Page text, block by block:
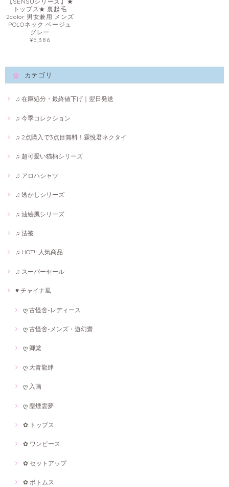
トップス★ 裏起毛
2color 男女兼用 メンズ
POLOネック ベージュ
グレー
¥5,386
カテゴリ
♫ 在庫処分・最終値下げ｜翌日発送
♫ 今季コレクション
♫ 2点購入で3点目無料！霖悅君ネクタイ
♫ 超可愛い猫柄シリーズ
♫ アロハシャツ
♫ 透かしシリーズ
♫ 油絵風シリーズ
♫ 法被
♫ HOT!! 人気商品
♫ スーパーセール
♥ チャイナ風
ღ 古怪舍-レディース
ღ 古怪舍-メンズ・遊幻齋
ღ 卿棠
ღ 大青龍肆
ღ 入画
ღ 塵煙雲夢
✿ トップス
✿ ワンピース
✿ セットアップ
✿ ボトムス